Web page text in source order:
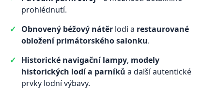
prohlédnutí.
Obnovený béžový nátěr lodi a restaurované
obložení primátorského salonku.
Historické navigační lampy, modely
historických lodí a parníků a další autentické
prvky lodní výbavy.